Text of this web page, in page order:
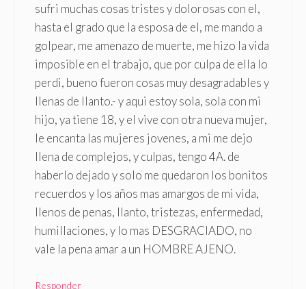
sufri muchas cosas tristes y dolorosas con el,
hasta el grado que la esposa de el, me mando a
golpear, me amenazo de muerte, me hizo la vida
imposible en el trabajo, que por culpa de ella lo
perdi, bueno fueron cosas muy desagradables y
llenas de llanto.- y aqui estoy sola, sola con mi
hijo, ya tiene 18, y el vive con otra nueva mujer,
le encanta las mujeres jovenes, a mi me dejo
llena de complejos, y culpas, tengo 4A. de
haberlo dejado y solo me quedaron los bonitos
recuerdos y los años mas amargos de mi vida,
llenos de penas, llanto, tristezas, enfermedad,
humillaciones, y lo mas DESGRACIADO, no
vale la pena amar a un HOMBRE AJENO.
Responder